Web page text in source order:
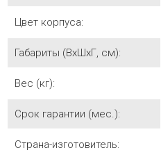
Цвет корпуса:
Габариты (ВхШхГ, см):
Вес (кг):
Срок гарантии (мес.):
Страна-изготовитель: